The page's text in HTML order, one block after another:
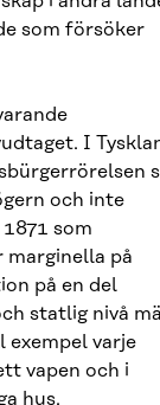
som försöker
I
och inte
som
marginella på
på en del
statlig nivå
exempel varje
vapen och i
hus.